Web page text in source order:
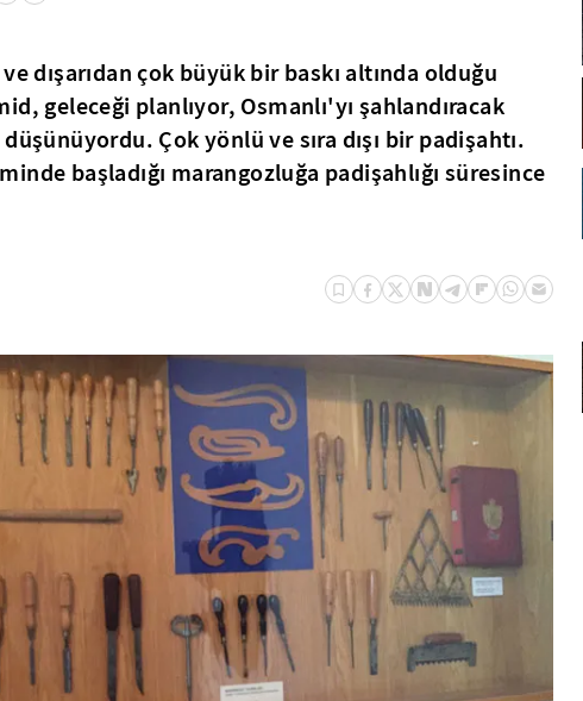
dışarıdan çok büyük bir baskı altında olduğu
geleceği planlıyor, Osmanlı'yı şahlandıracak
Çok yönlü ve sıra dışı bir padişahtı.
başladığı marangozluğa padişahlığı süresince